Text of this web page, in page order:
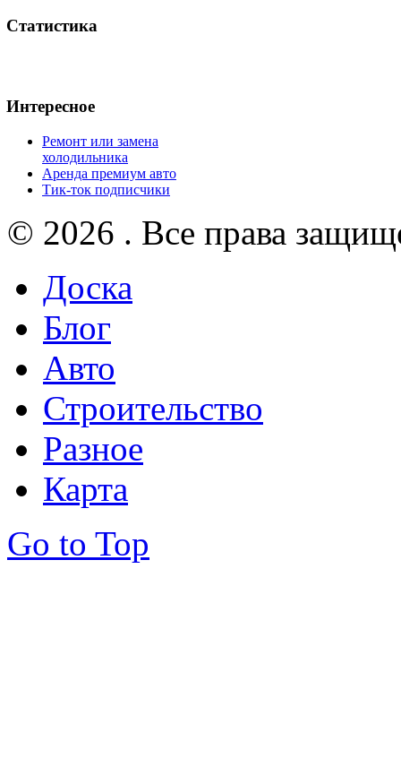
Статистика
Интересное
Ремонт или замена
холодильника
Аренда премиум авто
Тик-ток подписчики
© 2026 . Все права
Доска
Блог
Авто
Строительство
Разное
Карта
Go to Top